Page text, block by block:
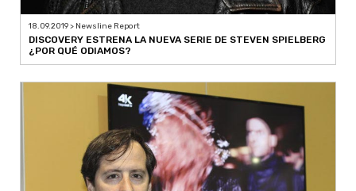
18.09.2019 > Newsline Report
DISCOVERY ESTRENA LA NUEVA SERIE DE STEVEN SPIELBERG
¿POR QUÉ ODIAMOS?